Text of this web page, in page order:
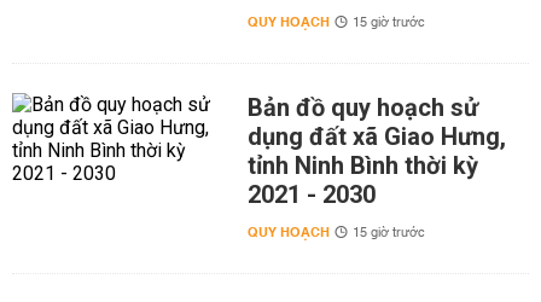
QUY HOẠCH 15 giờ trước
Bản đồ quy hoạch sử
dụng đất xã Giao Hưng,
tỉnh Ninh Bình thời kỳ
2021 - 2030
QUY HOẠCH 15 giờ trước